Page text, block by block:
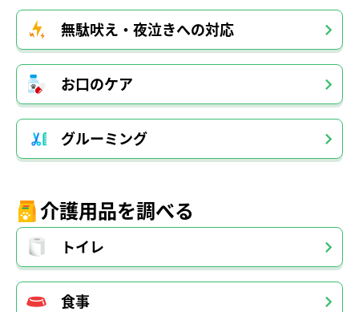
無駄吠え・夜泣きへの対応
お口のケア
グルーミング
介護用品を調べる
トイレ
食事